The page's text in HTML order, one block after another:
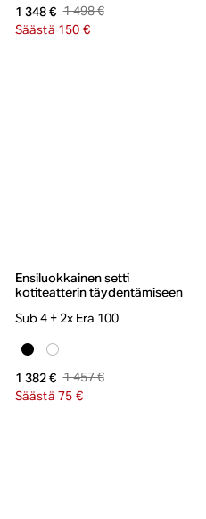
1 348 € 1 498 €
Säästä 150 €
Ensiluokkainen setti
kotiteatterin täydentämiseen
Sub 4 + 2x Era 100
1 382 € 1 457 €
Säästä 75 €